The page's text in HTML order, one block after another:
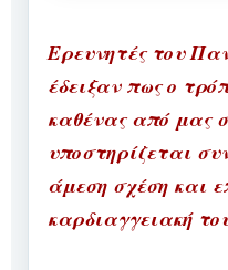
Eρευνητές του
έδειξαν πως ο
καθένας από μας
υποστηρίζεται
άμεση σχέση και
καρδιαγγειακή